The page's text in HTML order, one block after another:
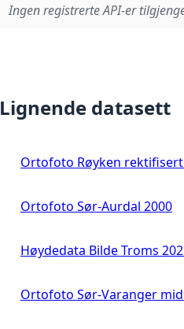
Ingen registrerte API-er
Lignende datasett
Ortofoto Røyken rektifisert
Ortofoto Sør-Aurdal 2000
Høydedata Bilde Troms
Ortofoto Sør-Varanger